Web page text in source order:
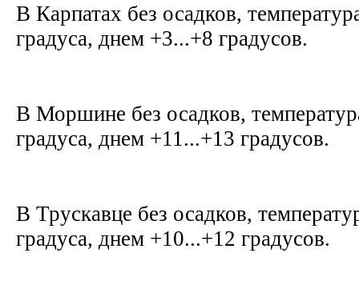
В Карпатах без осадков,
градуса, днем +3...+8 градусов.
В Моршине без осадков,
градуса, днем +11...+13 градусов.
В Трускавце без осадков,
градуса, днем +10...+12 градусов.